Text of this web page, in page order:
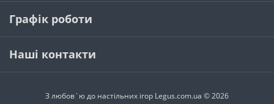
Графік роботи
Наші контакти
З любов`ю до настільних ігор Legus.com.ua © 2026